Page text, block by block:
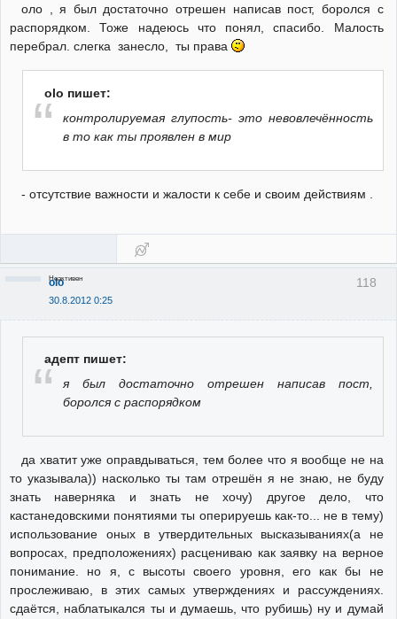
оло , я был достаточно отрешен написав пост, боролся с
распорядком. Тоже надеюсь что понял, спасибо. Малость
перебрал. слегка занесло, ты права
olo пишет:
контролируемая глупость- это невовлечённость
в то как ты проявлен в мир
- отсутствие важности и жалости к себе и своим действиям .
118
olo
30.8.2012 0:25
Неактивен
адепт пишет:
я был достаточно отрешен написав пост,
боролся с распорядком
да хватит уже оправдываться, тем более что я вообще не на
то указывала)) насколько ты там отрешён я не знаю, не буду
знать наверняка и знать не хочу) другое дело, что
кастанедовскими понятиями ты оперируешь как-то... не в тему)
использование оных в утвердительных высказываниях(а не
вопросах, предположениях) расцениваю как заявку на верное
понимание. но я, с высоты своего уровня, его как бы не
прослеживаю, в этих самых утверждениях и рассуждениях.
сдаётся, наблатыкался ты и думаешь, что рубишь) ну и думай